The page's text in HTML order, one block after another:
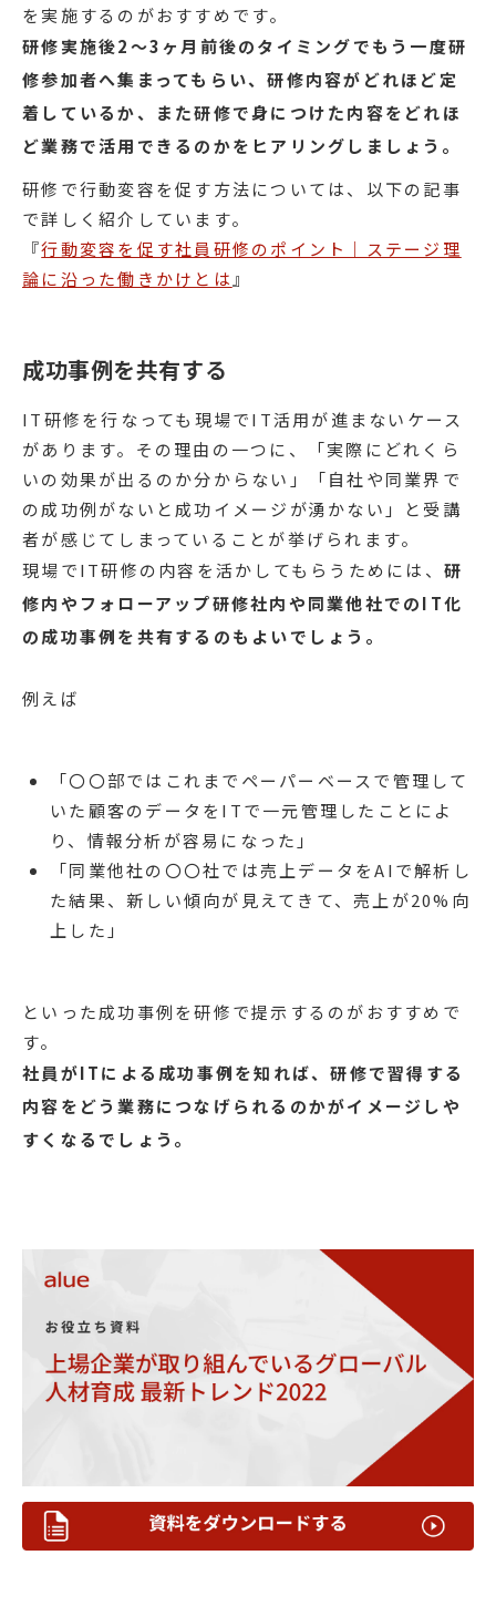
を実施するのがおすすめです。
研修実施後2〜3ヶ月前後のタイミングでもう一度研
修参加者へ集まってもらい、研修内容がどれほど定
着しているか、また研修で身につけた内容をどれほ
ど業務で活用できるのかをヒアリングしましょう。
研修で行動変容を促す方法については、以下の記事
で詳しく紹介しています。
『行動変容を促す社員研修のポイント｜ステージ理
論に沿った働きかけとは』
成功事例を共有する
IT研修を行なっても現場でIT活用が進まないケース
があります。その理由の一つに、「実際にどれくら
いの効果が出るのか分からない」「自社や同業界で
の成功例がないと成功イメージが湧かない」と受講
者が感じてしまっていることが挙げられます。
現場でIT研修の内容を活かしてもらうためには、 研
修内やフォローアップ研修社内や同業他社でのIT化
の成功事例を共有するのもよいでしょう。
例えば
「〇〇部ではこれまでペーパーベースで管理して
いた顧客のデータをITで一元管理したことによ
り、情報分析が容易になった」
「同業他社の〇〇社では売上データをAIで解析し
た結果、新しい傾向が見えてきて、売上が20%向
上した」
といった成功事例を研修で提示するのがおすすめで
す。
社員がITによる成功事例を知れば、研修で習得する
内容をどう業務につなげられるのかがイメージしや
すくなるでしょう。